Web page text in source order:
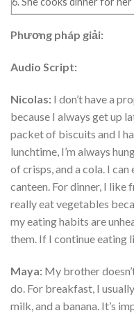
Phương pháp giải:
Audio Script:
Nicolas: I don’t have a
because I always get up
packet of biscuits and I
lunchtime, I’m always
of crisps, and a cola. I
canteen. For dinner, I like
really eat vegetables
my eating habits are
them. If I continue eating
Maya: My brother
do. For breakfast, I
milk, and a banana. It’s